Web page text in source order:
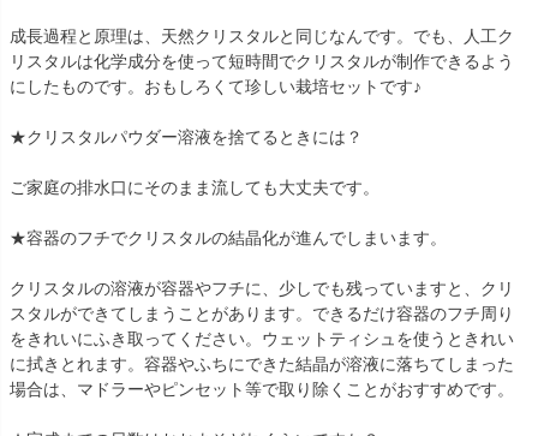
成長過程と原理は、天然クリスタルと同じなんです。でも、人工ク
リスタルは化学成分を使って短時間でクリスタルが制作できるよう
にしたものです。おもしろくて珍しい栽培セットです♪
★クリスタルパウダー溶液を捨てるときには？
ご家庭の排水口にそのまま流しても大丈夫です。
★容器のフチでクリスタルの結晶化が進んでしまいます。
クリスタルの溶液が容器やフチに、少しでも残っていますと、クリ
スタルができてしまうことがあります。できるだけ容器のフチ周り
をきれいにふき取ってください。ウェットティシュを使うときれい
に拭きとれます。容器やふちにできた結晶が溶液に落ちてしまった
場合は、マドラーやピンセット等で取り除くことがおすすめです。